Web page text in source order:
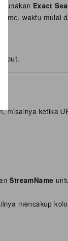
gunakan Exact
waktu mulai
misalnya ketika
StreamName
mencakup